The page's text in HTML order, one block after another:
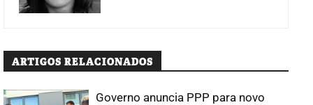
ARTIGOS RELACIONADOS
Governo anuncia PPP para novo